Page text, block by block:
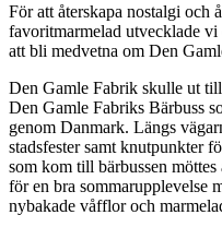
För att återskapa nostalgi och
favoritmarmelad utvecklade vi
att bli medvetna om Den
Den Gamle Fabrik skulle ut
Den Gamle Fabriks Bärbuss
genom Danmark. Längs
stadsfester samt
som kom till bärbussen möttes
för en bra sommarupplevelse
nybakade våfflor och